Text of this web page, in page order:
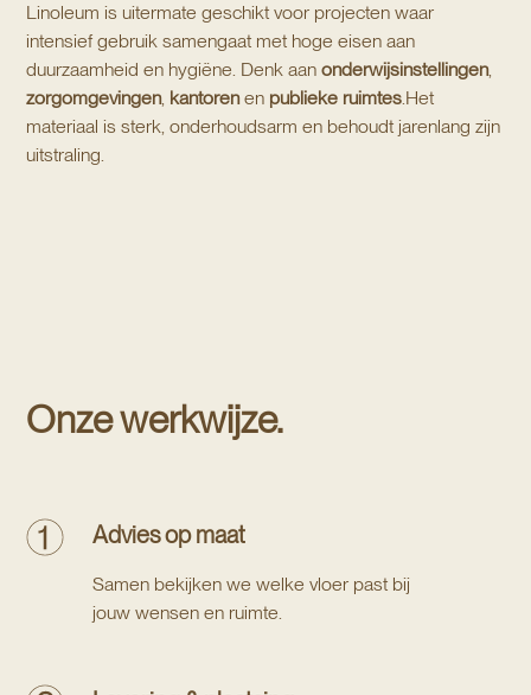
Linoleum is uitermate geschikt voor projecten waar
intensief gebruik samengaat met hoge eisen aan
duurzaamheid en hygiëne. Denk aanonderwijsinstellingen,
zorgomgevingen, kantorenen publieke ruimtes.Het
materiaal is sterk, onderhoudsarm en behoudt jarenlang zijn
uitstraling.
Onze werkwijze.
Advies op maat
Samen bekijken we welke vloer past bij
jouw wensen en ruimte.